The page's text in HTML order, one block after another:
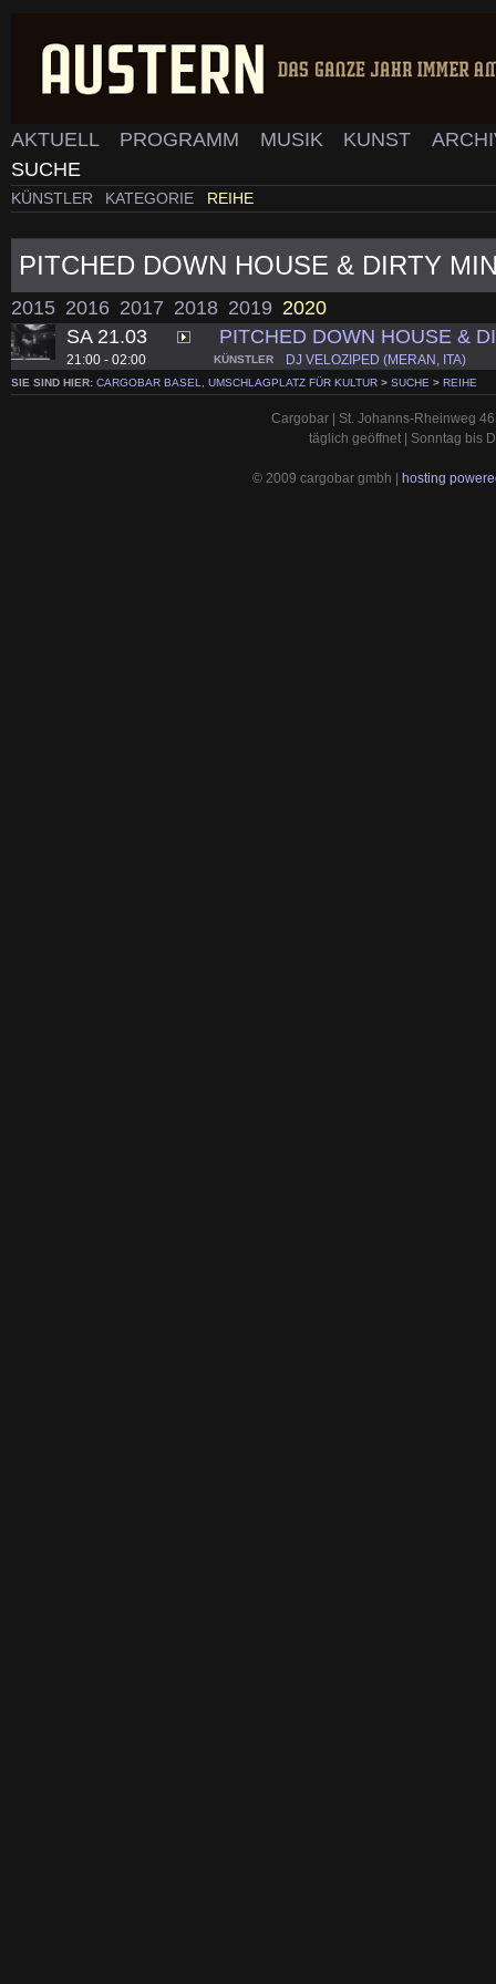
AKTUELL PROGRAMM MUSIK KUNST
SUCHE
KÜNSTLER KATEGORIE REIHE
PITCHED DOWN HOUSE & DIRTY
2015 2016 2017 2018 2019 2020
SA 21.03
21:00 - 02:00
PITCHED DOWN HOUSE &
KÜNSTLER DJ VELOZIPED (MERAN, ITA)
SIE SIND HIER: CARGOBAR BASEL, UMSCHLAGPLATZ FÜR KULTUR > SUCHE > REIHE
Cargobar | St. Johanns-Rheinweg
täglich geöffnet | Sonntag bis
© 2009 cargobar gmbh | hosting